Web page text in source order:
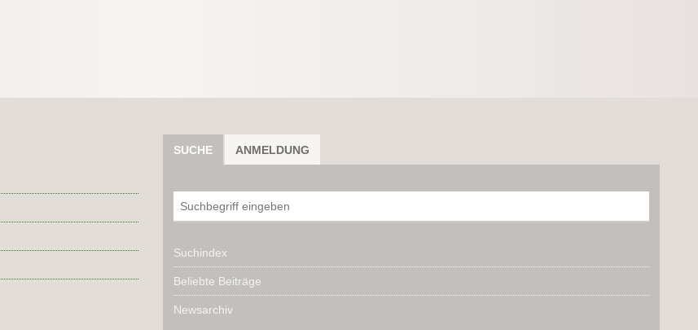
SUCHE ANMELDUNG
Suchindex
Beliebte Beiträge
Newsarchiv